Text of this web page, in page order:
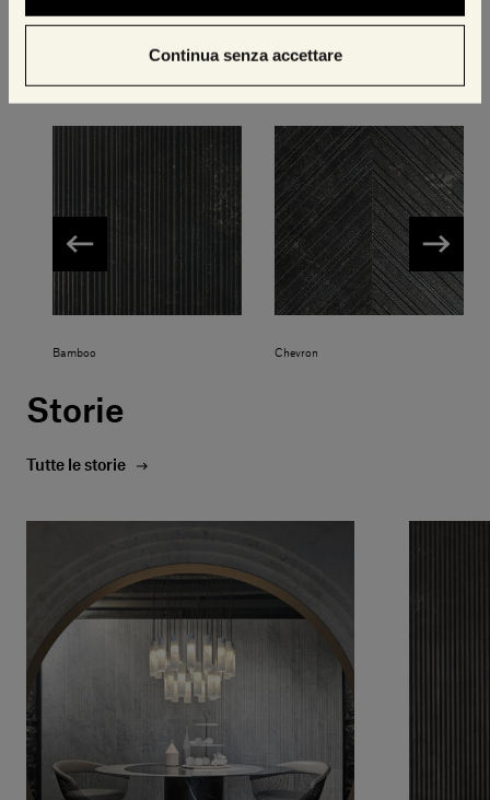
Continua senza accettare
Bamboo Chevron
Storie
Tutte le storie